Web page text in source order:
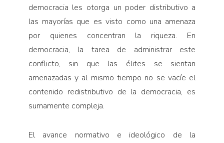
democracia les otorga un poder distributivo a
las mayorías que es visto como una amenaza
por quienes concentran la riqueza. En
democracia, la tarea de administrar este
conflicto, sin que las élites se sientan
amenazadas y al mismo tiempo no se vacíe el
contenido redistributivo de la democracia, es
sumamente compleja.
El avance normativo e ideológico de la